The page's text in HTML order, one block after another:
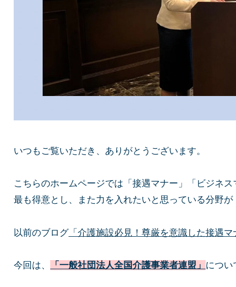
いつもご覧いただき、ありがとうございます。
こちらのホームページでは「接遇マナー」「ビジネ
最も得意とし、また力を入れたいと思っている分野
以前のブログ「介護施設必見！尊厳を意識した接遇マ
今回は、 「一般社団法人全国介護事業者連盟」 につい